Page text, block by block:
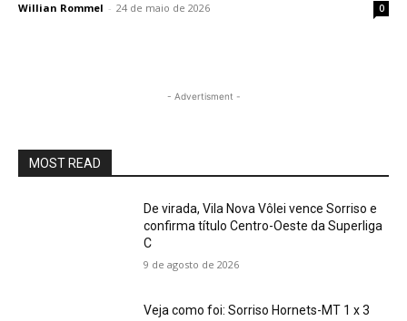
Willian Rommel - 24 de maio de 2026 0
- Advertisment -
MOST READ
De virada, Vila Nova Vôlei vence Sorriso e
confirma título Centro-Oeste da Superliga
C
9 de agosto de 2026
Veja como foi: Sorriso Hornets-MT 1 x 3